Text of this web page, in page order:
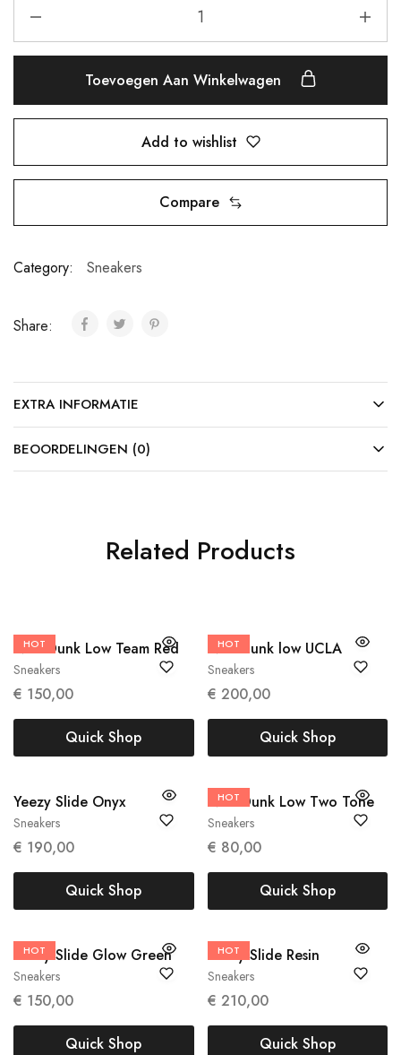
Toevoegen Aan Winkelwagen
Add to wishlist
Compare
Category: Sneakers
Share:
EXTRA INFORMATIE
BEOORDELINGEN (0)
Related Products
HOT
Sneakers
Nike Dunk Low Team Red
€ 150,00
48.5
Quick Shop
HOT
Sneakers
Nike dunk low UCLA
€ 200,00
40
Quick Shop
Sneakers
Yeezy Slide Onyx
€ 190,00
40.5
Quick Shop
HOT
Sneakers
Nike Dunk Low Two Tone
€ 80,00
38 38.5
Quick Shop
HOT
Sneakers
Yeezy Slide Glow Green
€ 150,00
37 44.5
Quick Shop
HOT
Sneakers
Yeezy Slide Resin
€ 210,00
43
Quick Shop